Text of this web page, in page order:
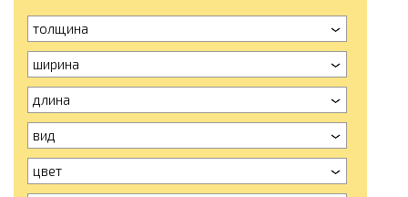
толщина
ширина
длина
вид
цвет